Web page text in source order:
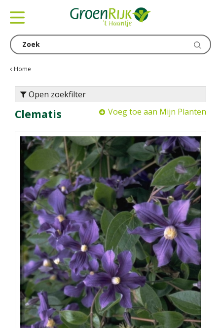
Home
Open zoekfilter
Clematis Voeg toe aan Mijn Planten